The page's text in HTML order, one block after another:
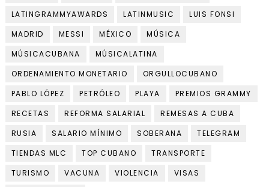
LATINGRAMMYAWARDS
LATINMUSIC
LUIS FONSI
MADRID
MESSI MÉXICO
MÚSICA
MÚSICACUBANA
MÚSICALATINA
ORDENAMIENTO MONETARIO
ORGULLOCUBANO
PABLO LÓPEZ
PETRÓLEO PLAYA
PREMIOS GRAMMY
RECETAS
REFORMA SALARIAL
REMESAS A CUBA
RUSIA
SALARIO MÍNIMO SOBERANA
TELEGRAM
TIENDAS MLC
TOP CUBANO
TRANSPORTE
TURISMO
VACUNA VIOLENCIA
VISAS